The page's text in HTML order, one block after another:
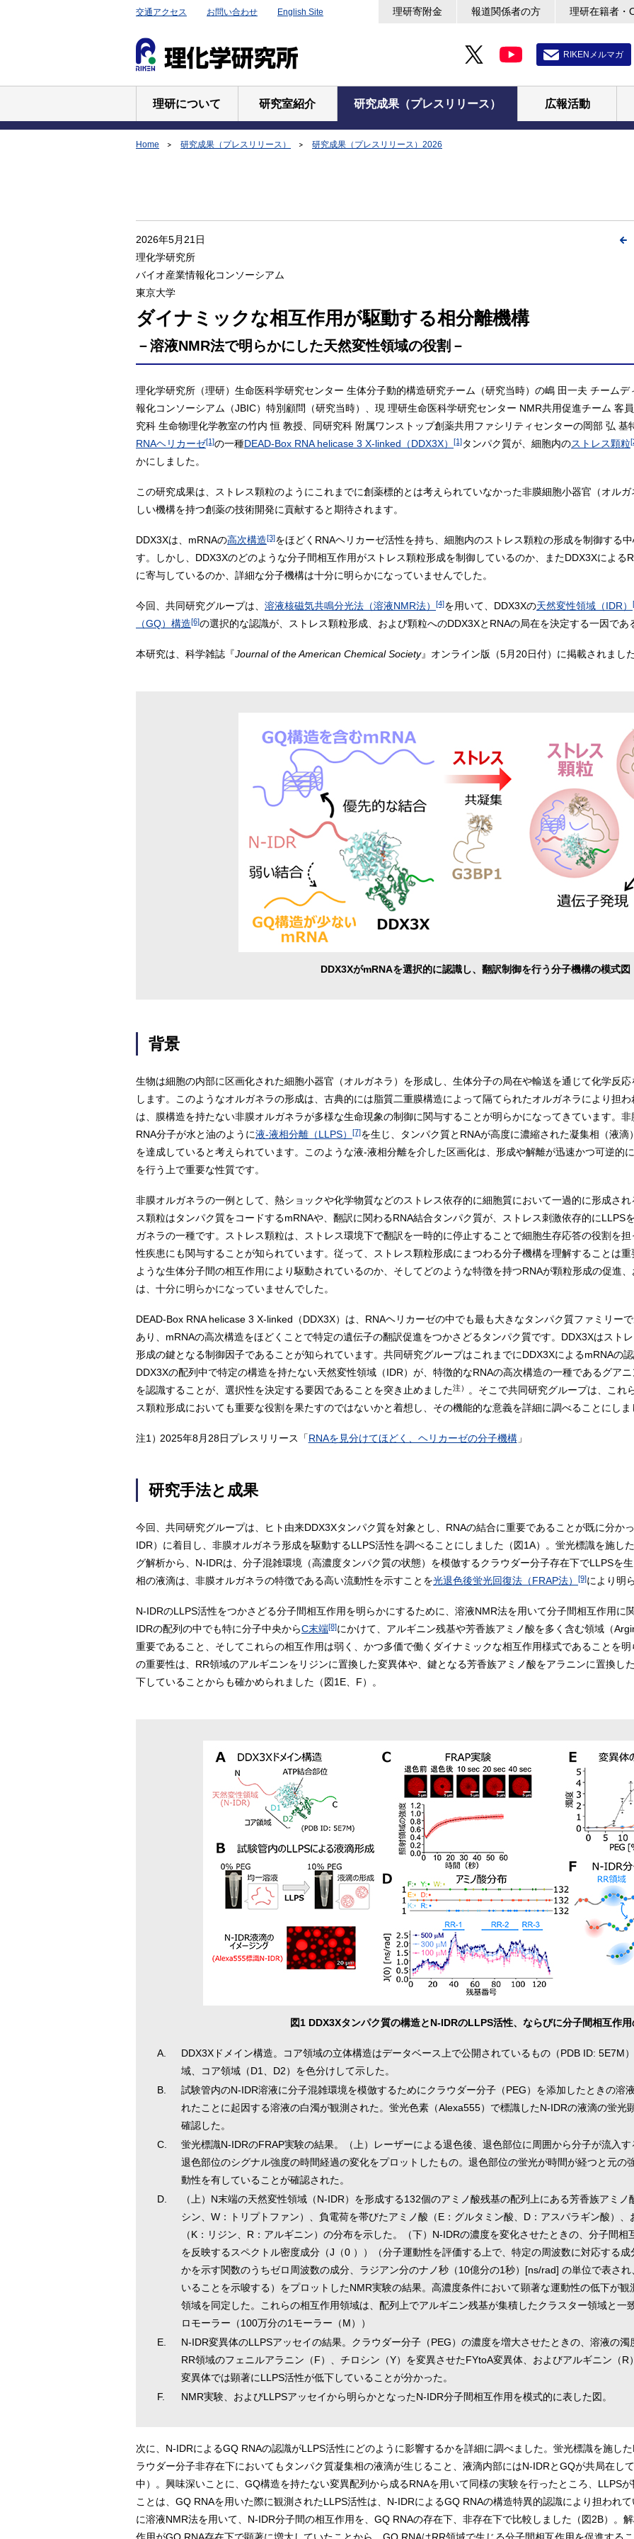
交通アクセス お問い合わせ English Site 理研寄附金 報道関係者の方 理研在籍者・
RIKENメルマガ
理研について 研究室紹介 研究成果（プレスリリース） 広報活動
Home 研究成果（プレスリリース） 研究成果（プレスリリース）2026
2026年5月21日
理化学研究所
バイオ産業情報化コンソーシアム
東京大学
ダイナミックな相互作用が駆動する相分離機構
－溶液NMR法で明らかにした天然変性領域の役割－
理化学研究所（理研）生命医科学研究センター 生体分子動的構造研究チーム（研究当時）の嶋 田一夫 チーム
報化コンソーシアム（JBIC）特別顧問（研究当時）、現 理研生命医科学研究センター NMR共用促進チーム 客
究科 生命物理化学教室の竹内 恒 教授、同研究科 附属ワンストップ創薬共用ファシリティセンターの岡部 弘 基
RNAヘリカーゼ[1]の一種DEAD-Box RNA helicase 3 X-linked（DDX3X） [1]タンパク質が、細胞内のストレス顆粒
かにしました。
この研究成果は、ストレス顆粒のようにこれまでに創薬標的とは考えられていなかった非膜細胞小器官（オル
しい機構を持つ創薬の技術開発に貢献すると期待されます。
DDX3Xは、mRNAの高次構造[3]をほどくRNAヘリカーゼ活性を持ち、細胞内のストレス顆粒の形成を制御する
す。しかし、DDX3Xのどのような分子間相互作用がストレス顆粒形成を制御しているのか、またDDX3Xによる
に寄与しているのか、詳細な分子機構は十分に明らかになっていませんでした。
今回、共同研究グループは、 溶液核磁気共鳴分光法（溶液NMR法） [4]を用いて、DDX3Xの天然変性領域（IDR）
（GQ）構造[6]の選択的な認識が、ストレス顆粒形成、および顆粒へのDDX3XとRNAの局在を決定する一因で
本研究は、科学雑誌『Journal of the American Chemical Society』オンライン版（5月20日付）に掲載されまし
DDX3XがmRNAを選択的に認識し、翻訳制御を行う分子機構の模式図
背景
生物は細胞の内部に区画化された細胞小器官（オルガネラ）を形成し、生体分子の局在や輸送を通じて化学反
します。このようなオルガネラの形成は、古典的には脂質二重膜構造によって隔てられたオルガネラにより担
は、膜構造を持たない非膜オルガネラが多様な生命現象の制御に関与することが明らかになってきています。
RNA分子が水と油のように液-液相分離（LLPS） [7]を生じ、タンパク質とRNAが高度に濃縮された凝集相（液
を達成していると考えられています。このような液-液相分離を介した区画化は、形成や解離が迅速かつ可逆的
を行う上で重要な性質です。
非膜オルガネラの一例として、熱ショックや化学物質などのストレス依存的に細胞質において一過的に形成さ
ス顆粒はタンパク質をコードするmRNAや、翻訳に関わるRNA結合タンパク質が、ストレス刺激依存的にLLPS
ガネラの一種です。ストレス顆粒は、ストレス環境下で翻訳を一時的に停止することで細胞生存応答の役割を
性疾患にも関与することが知られています。従って、ストレス顆粒形成にまつわる分子機構を理解することは
ような生体分子間の相互作用により駆動されているのか、そしてどのような特徴を持つRNAが顆粒形成の促進
は、十分に明らかになっていませんでした。
DEAD-Box RNA helicase 3 X-linked（DDX3X）は、RNAヘリカーゼの中でも最も大きなタンパク質ファミリー
あり、mRNAの高次構造をほどくことで特定の遺伝子の翻訳促進をつかさどるタンパク質です。DDX3Xはスト
形成の鍵となる制御因子であることが知られています。共同研究グループはこれまでにDDX3XによるmRNAの
DDX3Xの配列中で特定の構造を持たない天然変性領域（IDR）が、特徴的なRNAの高次構造の一種であるグア
を認識することが、選択性を決定する要因であることを突き止めました注）
。そこで共同研究グループは、これ
ス顆粒形成においても重要な役割を果たすのではないかと着想し、その機能的な意義を詳細に調べることにしま
注1）2025年8月28日プレスリリース「RNAを見分けてほどく、ヘリカーゼの分子機構」
研究手法と成果
今回、共同研究グループは、ヒト由来DDX3Xタンパク質を対象とし、RNAの結合に重要であることが既に分か
IDR）に着目し、非膜オルガネラ形成を駆動するLLPS活性を調べることにしました（図1A）。蛍光標識を施し
グ解析から、N-IDRは、分子混雑環境（高濃度タンパク質の状態）を模倣するクラウダー分子存在下でLLPSを
相の液滴は、非膜オルガネラの特徴である高い流動性を示すことを光退色後蛍光回復法（FRAP法） [9]により明
N-IDRのLLPS活性をつかさどる分子間相互作用を明らかにするために、溶液NMR法を用いて分子間相互作用に
IDRの配列の中でも特に分子中央からC末端[8]にかけて、アルギニン残基や芳香族アミノ酸を多く含む領域（
重要であること、そしてこれらの相互作用は弱く、かつ多価で働くダイナミックな相互作用様式であることを
の重要性は、RR領域のアルギニンをリジンに置換した変異体や、鍵となる芳香族アミノ酸をアラニンに置換し
下していることからも確かめられました（図1E、F）。
図1 DDX3Xタンパク質の構造とN-IDRのLLPS活性、ならびに分子間相互作用
A.
DDX3Xドメイン構造。コア領域の立体構造はデータベース上で公開されているもの（PDB ID: 5E7M
域、コア領域（D1、D2）を色分けして示した。
B.
試験管内のN-IDR溶液に分子混雑環境を模倣するためにクラウダー分子（PEG）を添加したときの溶
れたことに起因する溶液の白濁が観測された。蛍光色素（Alexa555）で標識したN-IDRの液滴の蛍光
確認した。
C.
蛍光標識N-IDRのFRAP実験の結果。（上）レーザーによる退色後、退色部位に周囲から分子が流入
退色部位のシグナル強度の時間経過の変化をプロットしたもの。退色部位の蛍光が時間が経つと元の
動性を有していることが確認された。
D.
（上）N末端の天然変性領域（N-IDR）を形成する132個のアミノ酸残基の配列上にある芳香族アミ
シン、W：トリプトファン）、負電荷を帯びたアミノ酸（E：グルタミン酸、D：アスパラギン酸）
（K：リジン、R：アルギニン）の分布を示した。（下）N-IDRの濃度を変化させたときの、分子間
を反映するスペクトル密度成分（J（0 ））（分子運動性を評価する上で、特定の周波数に対応する
かを示す関数のうちゼロ周波数の成分、ラジアン分のナノ秒（10億分の1秒）[ns/rad] の単位で表さ
いることを示唆する）をプロットしたNMR実験の結果。高濃度条件において顕著な運動性の低下が
領域を同定した。これらの相互作用領域は、配列上でアルギニン残基が集積したクラスター領域と一
ロモーラー（100万分の1モーラー（M））
E.
N-IDR変異体のLLPSアッセイの結果。クラウダー分子（PEG）の濃度を増大させたときの、溶液の
RR領域のフェニルアラニン（F）、チロシン（Y）を変異させたFYtoA変異体、およびアルギニン（
変異体では顕著にLLPS活性が低下していることが分かった。
F.
NMR実験、およびLLPSアッセイから明らかとなったN-IDR分子間相互作用を模式的に表した図。
次に、N-IDRによるGQ RNAの認識がLLPS活性にどのように影響するかを詳細に調べました。蛍光標識を施し
ラウダー分子非存在下においてもタンパク質凝集相の液滴が生じること、液滴内部にはN-IDRとGQが共局在し
中）。興味深いことに、GQ構造を持たない変異配列から成るRNAを用いて同様の実験を行ったところ、LLPS
ことは、GQ RNAを用いた際に観測されたLLPS活性は、N-IDRによるGQ RNAの構造特異的認識により担われ
に溶液NMR法を用いて、N-IDR分子間の相互作用を、GQ RNAの存在下、非存在下で比較しました（図2B）。